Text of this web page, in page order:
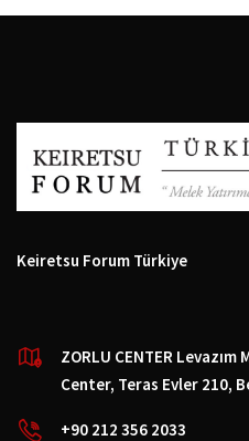
Keiretsu Forum Türkiye
ZORLU CENTER
Center, Teras Evler 210,
+90 212 356 2033